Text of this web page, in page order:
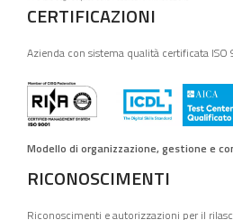
CERTIFICAZIONI
Azienda con sistema qualità certificata
Modello di organizzazione, gestione e
RICONOSCIMENTI
Riconoscimenti e autorizzazioni per il